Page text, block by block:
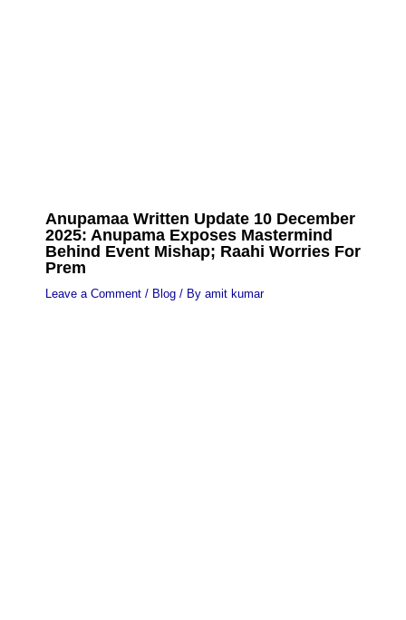
Anupamaa Written Update 10 December
2025: Anupama Exposes Mastermind
Behind Event Mishap; Raahi Worries For
Prem
Leave a Comment / Blog/ By amit kumar